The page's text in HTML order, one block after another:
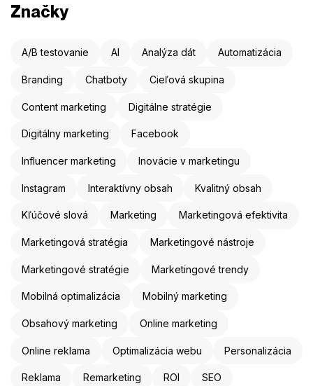
Značky
A/B testovanie AI Analýza dát Automatizácia
Branding Chatboty Cieľová skupina
Content marketing Digitálne stratégie
Digitálny marketing Facebook
Influencer marketing Inovácie v marketingu
Instagram Interaktívny obsah Kvalitný obsah
Kľúčové slová Marketing Marketingová efektivita
Marketingová stratégia Marketingové nástroje
Marketingové stratégie Marketingové trendy
Mobilná optimalizácia Mobilný marketing
Obsahový marketing Online marketing
Online reklama Optimalizácia webu Personalizácia
Reklama Remarketing ROI SEO